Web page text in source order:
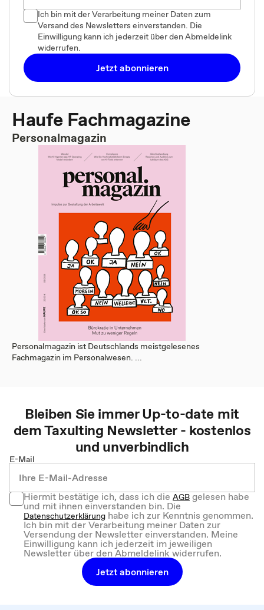
Ich bin mit der Verarbeitung meiner Daten zum
Versand des Newsletters einverstanden. Die
Einwilligung kann ich jederzeit über den Abmeldelink
widerrufen.
Jetzt abonnieren
Haufe Fachmagazine
Personalmagazin
Personalmagazin ist Deutschlands meistgelesenes
Fachmagazin im Personalwesen. ...
Bleiben Sie immer Up-to-date mit
demTaxulting Newsletter - kostenlos
und unverbindlich
E-Mail
Hiermit bestätige ich, dass ich dieAGBgelesen habe
und mit ihnen einverstanden bin. Die
Datenschutzerklärung habe ich zur Kenntnis genommen.
Ich bin mit der Verarbeitung meiner Daten zur
Versendung der Newsletter einverstanden. Meine
Einwilligung kann ich jederzeit im jeweiligen
Newsletter über den Abmeldelink widerrufen.
Jetzt abonnieren